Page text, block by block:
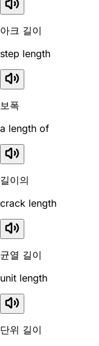
아크 길이
step length
보폭
a length of
길이의
crack length
균열 길이
unit length
단위 길이